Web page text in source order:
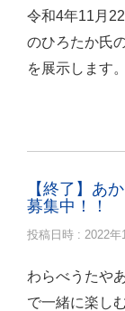
令和4年11月
のひろたか氏
を展示します。
【終了】あ
募集中！！
投稿日時 : 2022年
わらべうたや
で一緒に楽し